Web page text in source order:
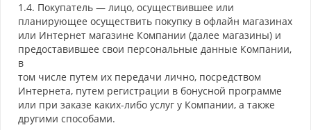
1.4. Покупатель — лицо, осуществившее или
планирующее осуществить покупку в офлайн магазинах
или Интернет магазине Компании (далее магазины) и
предоставившее свои персональные данные Компании,
в
том числе путем их передачи лично, посредством
Интернета, путем регистрации в бонусной программе
или при заказе каких-либо услуг у Компании, а также
другими способами.